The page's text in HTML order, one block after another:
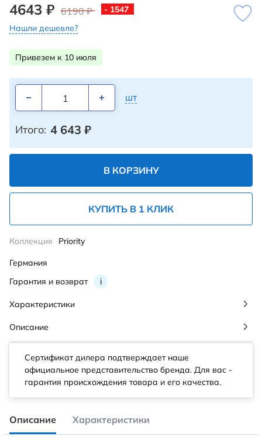
4643 ₽ 6190 ₽
- 1547
Нашли дешевле?
Привезем к 10 июля
шт
Итого: 4 643 ₽
В КОРЗИНУ
КУПИТЬ В 1 КЛИК
Гарантия и возврат i
Коллекция Priority
Германия
Характеристики
Описание
Сертификат дилера подтверждает наше
официальное представительство бренда. Для вас -
гарантия происхождения товара и его качества.
Описание Характеристики